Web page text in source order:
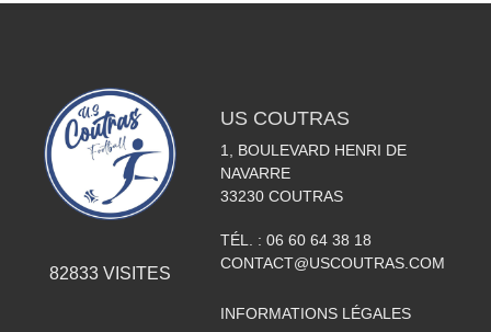
82833VISITES
US COUTRAS
1, BOULEVARD HENRI DE
NAVARRE
33230 COUTRAS
TÉL. : 06 60 64 38 18
CONTACT@USCOUTRAS.COM
INFORMATIONS LÉGALES